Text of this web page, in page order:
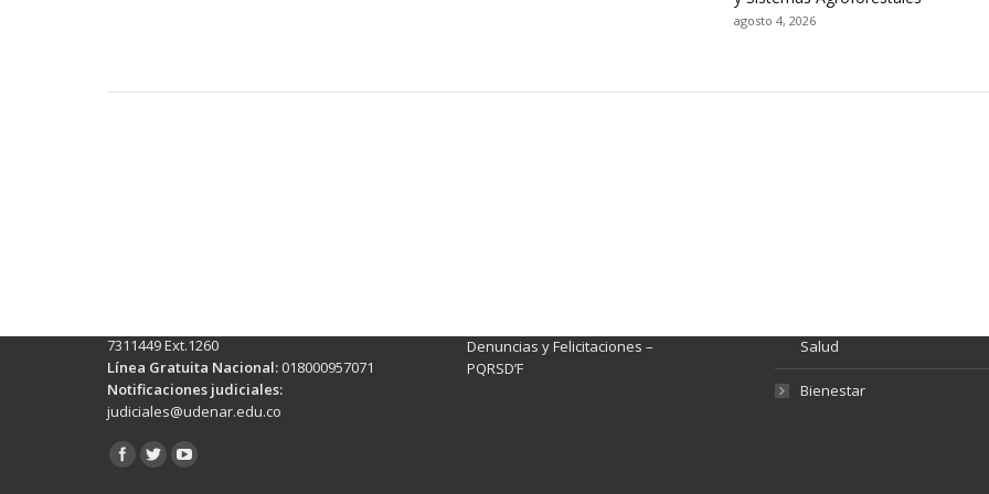
agosto 4, 2026
7311449 Ext.1260
Línea Gratuita Nacional: 018000957071
Notificaciones judiciales:
judiciales@udenar.edu.co
Encuéntranos en:
Denuncias y Felicitaciones –
PQRSD’F
Salud
Bienestar